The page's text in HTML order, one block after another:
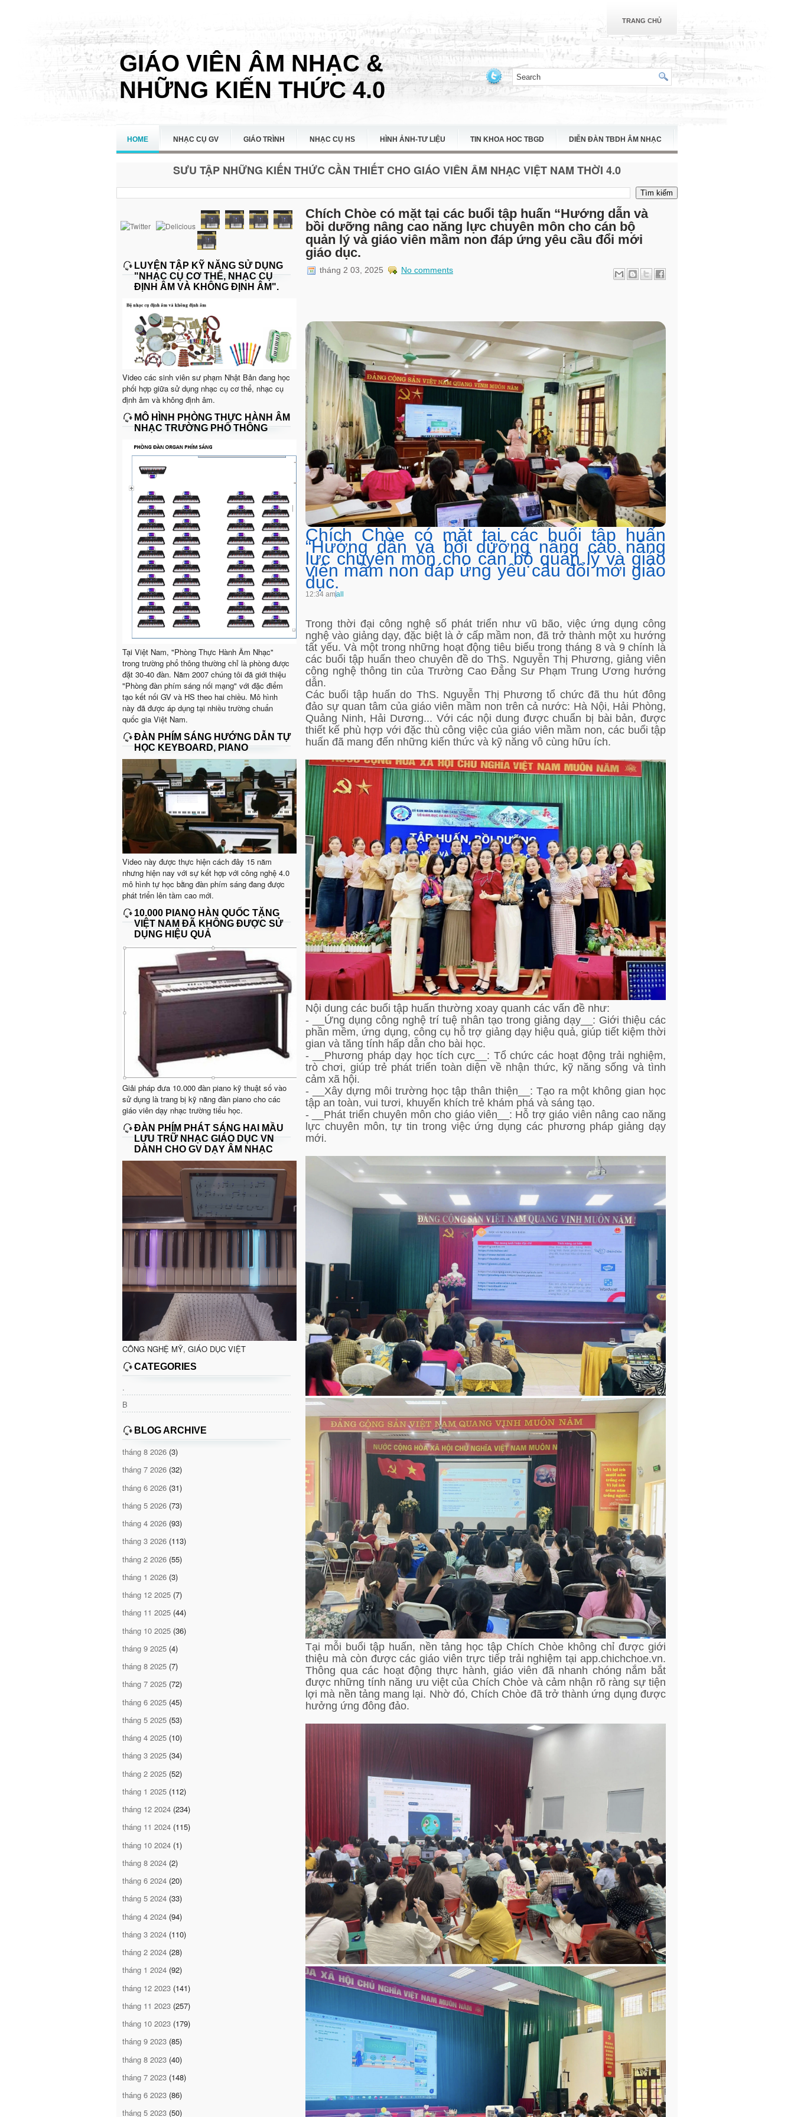
TRANG CHỦ
GIÁO VIÊN ÂM NHẠC &
NHỮNG KIẾN THỨC 4.0
HOME NHẠC CỤ GV GIÁO TRÌNH NHẠC CỤ HS HÌNH ẢNH-TƯ LIỆU TIN KHOA HOC TBGD DIỄN ĐÀN TBDH ÂM NHẠC
SƯU TẬP NHỮNG KIẾN THỨC CẦN THIẾT CHO GIÁO VIÊN ÂM NHẠC VIỆT NAM THỜI 4.0
LUYỆN TẬP KỸ NĂNG SỬ DỤNG
"NHẠC CỤ CƠ THỂ, NHẠC CỤ
ĐỊNH ÂM VÀ KHÔNG ĐỊNH ÂM".
Video các sinh viên sư phạm Nhật Bản đang học
phối hợp giữa sử dụng nhạc cụ cơ thể, nhạc cụ
định âm và không định âm.
MÔ HÌNH PHÒNG THỰC HÀNH ÂM
NHẠC TRƯỜNG PHỔ THÔNG
Tại Việt Nam, "Phòng Thực Hành Âm Nhạc"
trong trường phổ thông thường chỉ là phòng được
đặt 30-40 đàn. Năm 2007 chúng tôi đã giới thiệu
"Phòng đàn phím sáng nối mạng" với đặc điểm
tạo kết nối GV và HS theo hai chiều. Mô hình
này đã được áp dụng tại nhiều trường chuẩn
quốc gia Việt Nam.
ĐÀN PHÍM SÁNG HƯỚNG DẪN TỰ
HỌC KEYBOARD, PIANO
Video này được thực hiện cách đây 15 năm
nhưng hiện nay với sự kết hợp với công nghệ 4.0
mô hình tự học bằng đàn phím sáng đang được
phát triển lên tầm cao mới.
10.000 PIANO HÀN QUỐC TẶNG
VIỆT NAM ĐÃ KHÔNG ĐƯỢC SỬ
DỤNG HIỆU QUẢ
Giải pháp đưa 10.000 đàn piano kỹ thuật số vào
sử dụng là trang bị kỹ năng đàn piano cho các
giáo viên dạy nhạc trường tiểu học.
ĐÀN PHÍM PHÁT SÁNG HAI MẦU
LƯU TRỮ NHẠC GIÁO DỤC VN
DÀNH CHO GV DẠY ÂM NHẠC
CÔNG NGHỆ MỸ, GIÁO DỤC VIỆT
CATEGORIES
.
B
BLOG ARCHIVE
tháng 8 2026 (3)
tháng 7 2026 (32)
tháng 6 2026 (31)
tháng 5 2026 (73)
tháng 4 2026 (93)
tháng 3 2026 (113)
tháng 2 2026 (55)
tháng 1 2026 (3)
tháng 12 2025 (7)
tháng 11 2025 (44)
tháng 10 2025 (36)
tháng 9 2025 (4)
tháng 8 2025 (7)
tháng 7 2025 (72)
tháng 6 2025 (45)
tháng 5 2025 (53)
tháng 4 2025 (10)
tháng 3 2025 (34)
tháng 2 2025 (52)
tháng 1 2025 (112)
tháng 12 2024 (234)
tháng 11 2024 (115)
tháng 10 2024 (1)
tháng 8 2024 (2)
tháng 6 2024 (20)
tháng 5 2024 (33)
tháng 4 2024 (94)
tháng 3 2024 (110)
tháng 2 2024 (28)
tháng 1 2024 (92)
tháng 12 2023 (141)
tháng 11 2023 (257)
tháng 10 2023 (179)
tháng 9 2023 (85)
tháng 8 2023 (40)
tháng 7 2023 (148)
tháng 6 2023 (86)
tháng 5 2023 (50)
Chích Chòe có mặt tại các buổi tập huấn “Hướng dẫn và
bồi dưỡng nâng cao năng lực chuyên môn cho cán bộ
quản lý và giáo viên mầm non đáp ứng yêu cầu đổi mới
giáo dục.
tháng 2 03, 2025 No comments
Chích Chòe có mặt tại các buổi tập huấn
“Hướng dẫn và bồi dưỡng nâng cao năng
lực chuyên môn cho cán bộ quản lý và giáo
viên mầm non đáp ứng yêu cầu đổi mới giáo
dục.
12:34 amall
Trong thời đại công nghệ số phát triển như vũ bão, việc ứng dụng công
nghệ vào giảng dạy, đặc biệt là ở cấp mầm non, đã trở thành một xu hướng
tất yếu. Và một trong những hoạt động tiêu biểu trong tháng 8 và 9 chính là
các buổi tập huấn theo chuyên đề do ThS. Nguyễn Thị Phương, giảng viên
công nghệ thông tin của Trường Cao Đẳng Sư Phạm Trung Ương hướng
dẫn.
Các buổi tập huấn do ThS. Nguyễn Thị Phương tổ chức đã thu hút đông
đảo sự quan tâm của giáo viên mầm non trên cả nước: Hà Nội, Hải Phòng,
Quảng Ninh, Hải Dương... Với các nội dung được chuẩn bị bài bản, được
thiết kế phù hợp với đặc thù công việc của giáo viên mầm non, các buổi tập
huấn đã mang đến những kiến thức và kỹ năng vô cùng hữu ích.
Nội dung các buổi tập huấn thường xoay quanh các vấn đề như:
- __Ứng dụng công nghệ trí tuệ nhân tạo trong giảng dạy__: Giới thiệu các
phần mềm, ứng dụng, công cụ hỗ trợ giảng dạy hiệu quả, giúp tiết kiệm thời
gian và tăng tính hấp dẫn cho bài học.
- __Phương pháp dạy học tích cực__: Tổ chức các hoạt động trải nghiệm,
trò chơi, giúp trẻ phát triển toàn diện về nhận thức, kỹ năng sống và tình
cảm xã hội.
- __Xây dựng môi trường học tập thân thiện__: Tạo ra một không gian học
tập an toàn, vui tươi, khuyến khích trẻ khám phá và sáng tạo.
- __Phát triển chuyên môn cho giáo viên__: Hỗ trợ giáo viên nâng cao năng
lực chuyên môn, tự tin trong việc ứng dụng các phương pháp giảng dạy
mới.
Tại mỗi buổi tập huấn, nền tảng học tập Chích Chòe không chỉ được giới
thiệu mà còn được các giáo viên trực tiếp trải nghiệm tại app.chichchoe.vn.
Thông qua các hoạt động thực hành, giáo viên đã nhanh chóng nắm bắt
được những tính năng ưu việt của Chích Chòe và cảm nhận rõ ràng sự tiện
lợi mà nền tảng mang lại. Nhờ đó, Chích Chòe đã trở thành ứng dụng được
hưởng ứng đông đảo.